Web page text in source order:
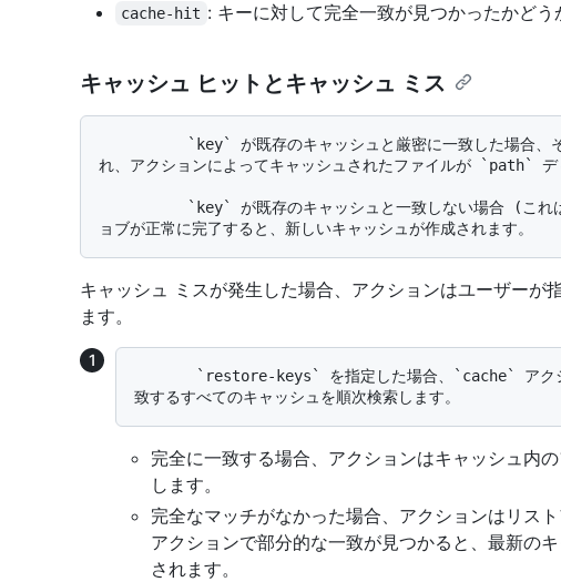
cache-hit : キーに対して完全一致が見つかったかどう
キャッシュ ヒットとキャッシュ ミス
れ、アクションによってキャッシュされたファイルが `path` デ
キャッシュ ミスが発生した場合、アクションはユーザーが
ます。
完全に一致する場合、アクションはキャッシュ内
します。
完全なマッチがなかった場合、アクションはリス
アクションで部分的な一致が見つかると、最新の
されます。